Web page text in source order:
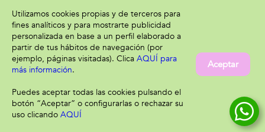
Información
Aviso legal
Política de privacidad
Política de cookies
Atención al cliente
Envío y devolución
Utilizamos cookies propias y de terceros para
fines analíticos y para mostrarte publicidad
personalizada en base a un perfil elaborado a
partir de tus hábitos de navegación (por
ejemplo, páginas visitadas). Clica AQUÍ para
más información.
Puedes aceptar todas las cookies pulsando el
botón “Aceptar” o configurarlas o rechazar su
uso clicando AQUÍ
Aceptar